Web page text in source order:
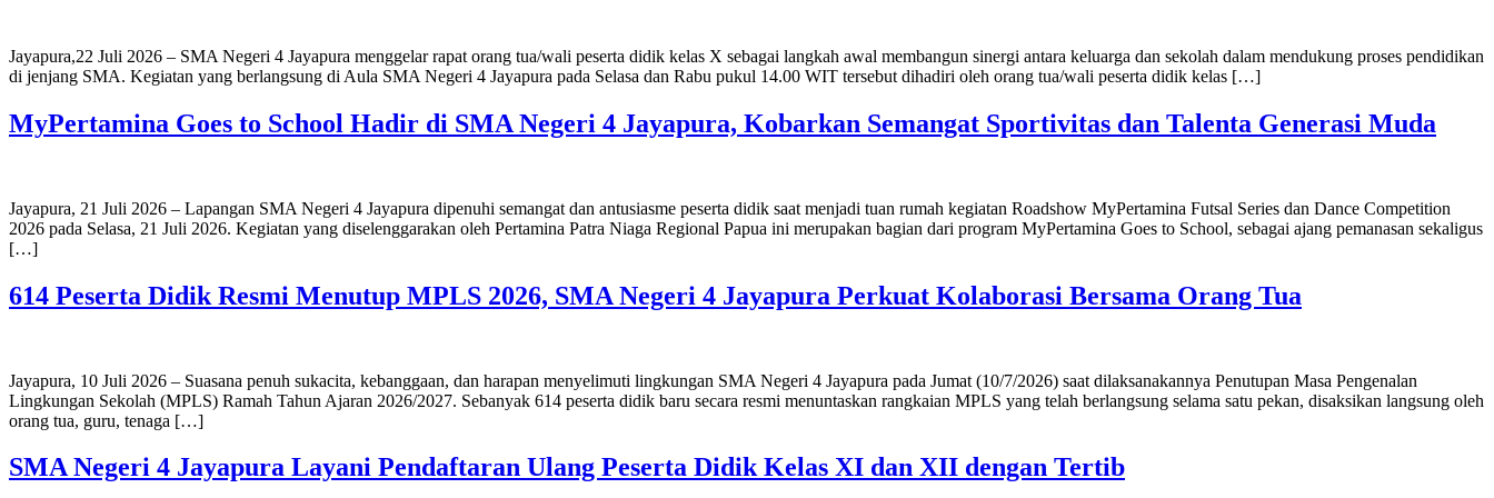
Jayapura,22 Juli 2026 – SMA Negeri 4 Jayapura menggelar rapat orang tua/wali peserta didik kelas X sebagai langkah awal membangun sinergi antara keluarga dan sekolah dalam mendukung proses pendidikan
di jenjang SMA. Kegiatan yang berlangsung di Aula SMA Negeri 4 Jayapura pada Selasa dan Rabu pukul 14.00 WIT tersebut dihadiri oleh orang tua/wali peserta didik kelas […]
MyPertamina Goes to School Hadir di SMA Negeri 4 Jayapura, Kobarkan Semangat Sportivitas dan Talenta Generasi Muda
Jayapura, 21 Juli 2026 – Lapangan SMA Negeri 4 Jayapura dipenuhi semangat dan antusiasme peserta didik saat menjadi tuan rumah kegiatan Roadshow MyPertamina Futsal Series dan Dance Competition
2026 pada Selasa, 21 Juli 2026. Kegiatan yang diselenggarakan oleh Pertamina Patra Niaga Regional Papua ini merupakan bagian dari program MyPertamina Goes to School, sebagai ajang pemanasan sekaligus
[…]
614 Peserta Didik Resmi Menutup MPLS 2026, SMA Negeri 4 Jayapura Perkuat Kolaborasi Bersama Orang Tua
Jayapura, 10 Juli 2026 – Suasana penuh sukacita, kebanggaan, dan harapan menyelimuti lingkungan SMA Negeri 4 Jayapura pada Jumat (10/7/2026) saat dilaksanakannya Penutupan Masa Pengenalan
Lingkungan Sekolah (MPLS) Ramah Tahun Ajaran 2026/2027. Sebanyak 614 peserta didik baru secara resmi menuntaskan rangkaian MPLS yang telah berlangsung selama satu pekan, disaksikan langsung oleh
orang tua, guru, tenaga […]
SMA Negeri 4 Jayapura Layani Pendaftaran Ulang Peserta Didik Kelas XI dan XII dengan Tertib